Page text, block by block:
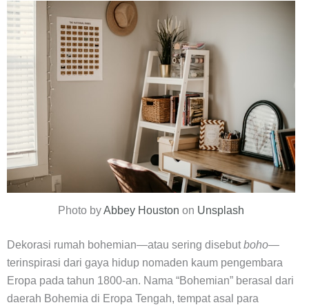
Photo byAbbey Houston on Unsplash
Dekorasi rumah bohemian—atau sering disebutboho—
terinspirasi dari gaya hidup nomaden kaum pengembara
Eropa pada tahun 1800-an. Nama “Bohemian” berasal dari
daerah Bohemia di Eropa Tengah, tempat asal para